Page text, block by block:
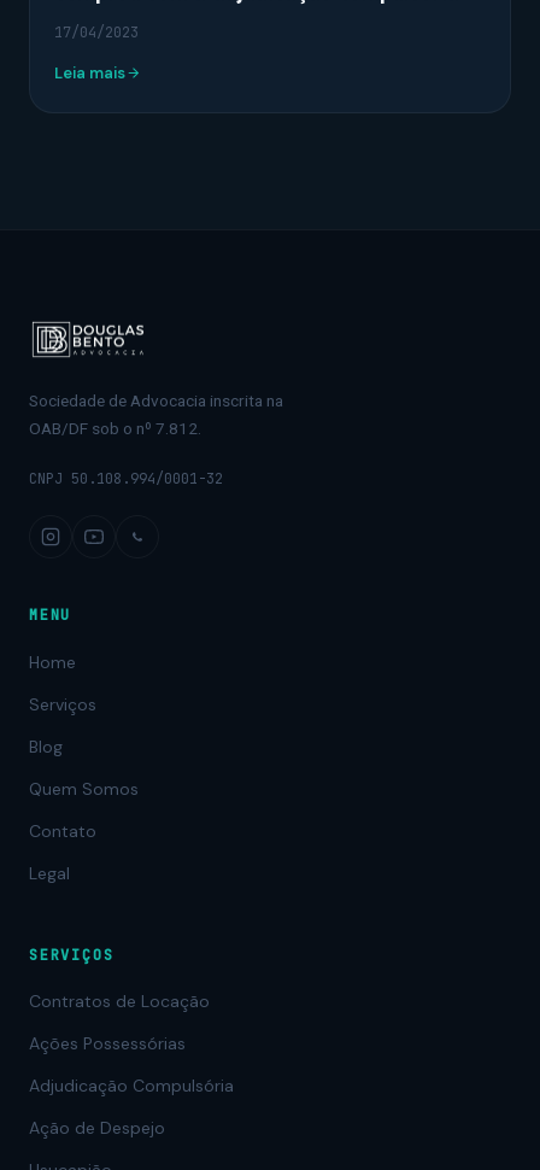
17/04/2023
Leia mais
Sociedade de Advocacia inscrita na
OAB/DF sob o nº 7.812.
CNPJ 50.108.994/0001-32
MENU
Home
Serviços
Blog
Quem Somos
Contato
Legal
SERVIÇOS
Contratos de Locação
Ações Possessórias
Adjudicação Compulsória
Ação de Despejo